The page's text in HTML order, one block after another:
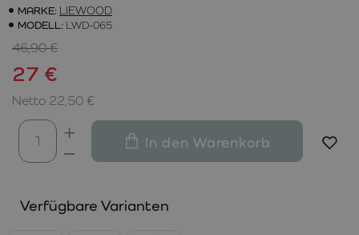
MARKE: LIEWOOD
MODELL: LWD-065
27 €
46,90 €
Netto 22,50 €
In den Warenkorb
Verfügbare Varianten